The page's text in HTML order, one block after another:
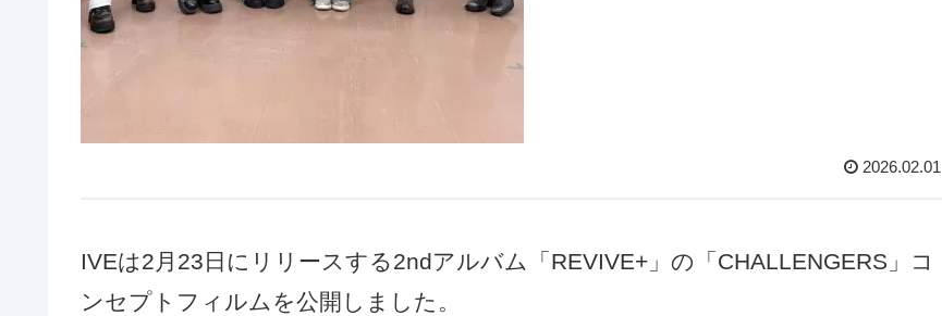
2026.02.01
IVEは2月23日にリリースする2ndアルバム「REVIVE+」の「CHALLENGERS」コ
ンセプトフィルムを公開しました。